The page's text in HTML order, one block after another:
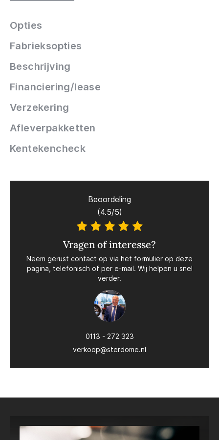
Opties
Fabrieksopties
Beschrijving
Financiering/lease
Verzekering
Afleverpakketten
Kentekencheck
Beoordeling
(4.5/5)
Vragen of interesse?
Neem gerust contact op via het formulier op deze
pagina, telefonisch of per e-mail. Wij helpen u snel
verder.
0113 - 272 323
verkoop@sterdome.nl